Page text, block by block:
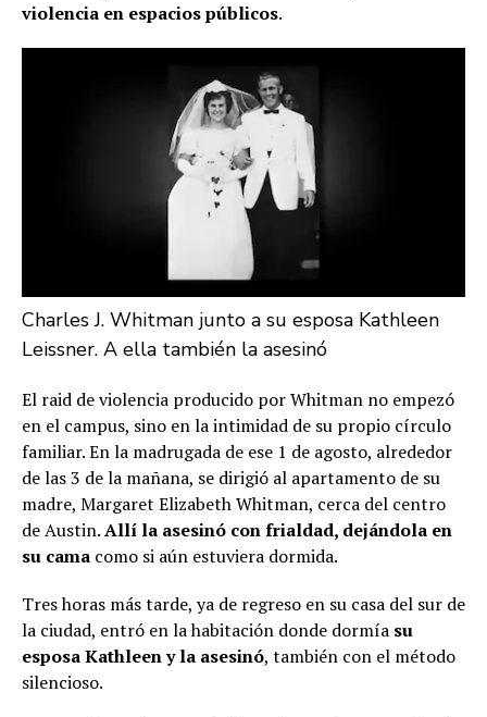
violencia en espacios públicos.
Charles J. Whitman junto a su esposa Kathleen
Leissner. A ella también la asesinó
El raid de violencia producido por Whitman no empezó
en el campus, sino en la intimidad de su propio círculo
familiar. En la madrugada de ese 1 de agosto, alrededor
de las 3 de la mañana, se dirigió al apartamento de su
madre, Margaret Elizabeth Whitman, cerca del centro
de Austin.Allí la asesinó con frialdad, dejándola en
su cama como si aún estuviera dormida.
Tres horas más tarde, ya de regreso en su casa del sur de
la ciudad, entró en la habitación donde dormía su
esposa Kathleen y la asesinó, también con el método
silencioso.